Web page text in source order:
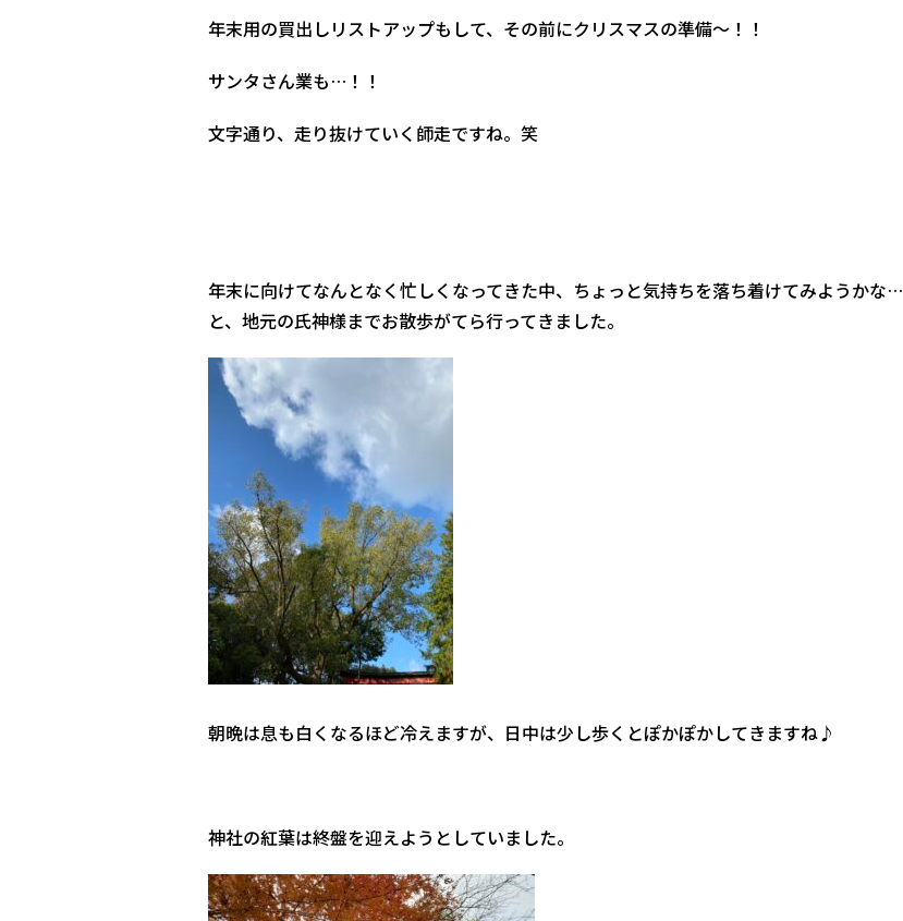
年末用の買出しリストアップもして、その前にクリスマスの準備～！！
サンタさん業も…！！
文字通り、走り抜けていく師走ですね。笑
年末に向けてなんとなく忙しくなってきた中、ちょっと気持ちを落ち着けてみようかな…
と、地元の氏神様までお散歩がてら行ってきました。
朝晩は息も白くなるほど冷えますが、日中は少し歩くとぽかぽかしてきますね♪
神社の紅葉は終盤を迎えようとしていました。